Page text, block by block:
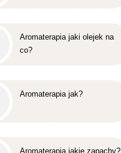
Aromaterapia jaki olejek na
co?
Aromaterapia jak?
Aromaterapia jakie zapachy?